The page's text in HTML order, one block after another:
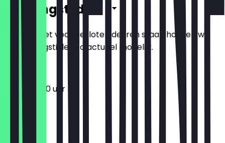
Openingstijden
Zodat je niet voor gesloten deuren staat, houden we
de openingstijden zo actueel mogelijk.
10:00 - 18:00 uur
Maandag
Dinsdag